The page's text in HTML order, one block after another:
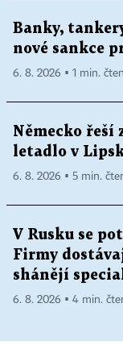
Banky,
nové sankce
6. 8. 2026 ▪ 1 min.
Německo řeší
letadlo v
6. 8. 2026 ▪ 5 min.
V Rusku se
Firmy
shánějí
6. 8. 2026 ▪ 4 min.